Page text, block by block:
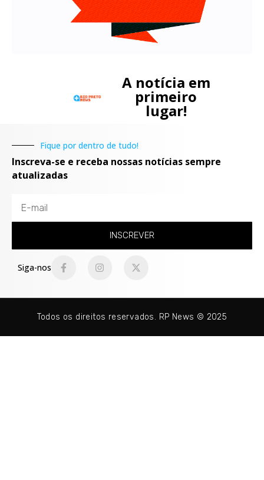
A notícia em
primeiro
lugar!
Fique por dentro de tudo!
Inscreva-se e receba nossas notícias sempre
atualizadas
INSCREVER
Siga-nos
Todos os direitos reservados. RP News © 2025